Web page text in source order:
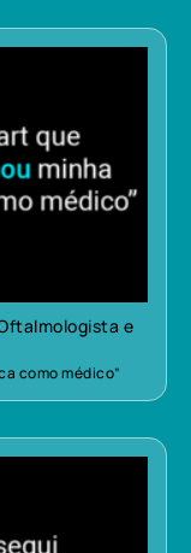
e
como médico”